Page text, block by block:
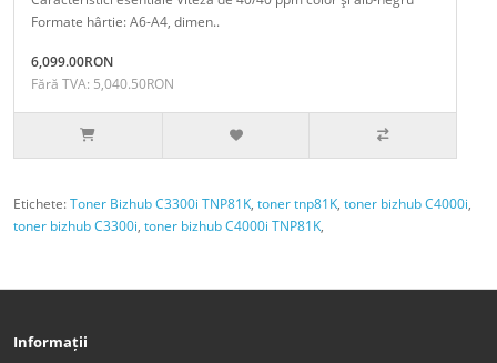
Formate hârtie: A6-A4, dimen..
6,099.00RON
Fără TVA: 5,040.50RON
Etichete:Toner Bizhub C3300i TNP81K, toner tnp81K, toner bizhub C4000i,
toner bizhub C3300i, toner bizhub C4000i TNP81K,
Informații